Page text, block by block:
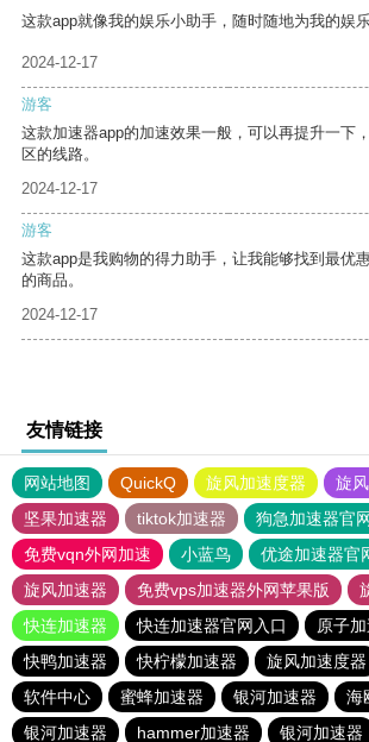
这款app就像我的娱乐小助手，随时随地为我的娱乐
2024-12-17
游客
这款加速器app的加速效果一般，可以再提升一下
区的线路。
2024-12-17
游客
这款app是我购物的得力助手，让我能够找到最优
的商品。
2024-12-17
友情链接
网站地图 QuickQ 旋风加速度器
旋
坚果加速器
tiktok加速器
狗急加速器官
免费vqn外网加速
小蓝鸟 优途加速器官
旋风加速器
免费vps加速器外网苹果版
快连加速器
快连加速器官网入口
原子
快鸭加速器
快柠檬加速器 旋风加速度器
软件中心
蜜蜂加速器 银河加速器
海
银河加速器
hammer加速器 银河加速器